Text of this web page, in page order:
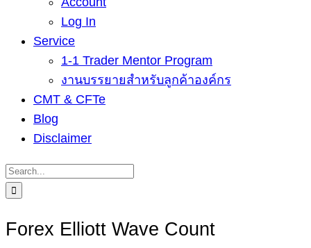
Log In
Service
1-1 Trader Mentor Program
งานบรรยายสำหรับลูกค้าองค์กร
CMT & CFTe
Blog
Disclaimer
Search
for:
Forex Elliott Wave Count